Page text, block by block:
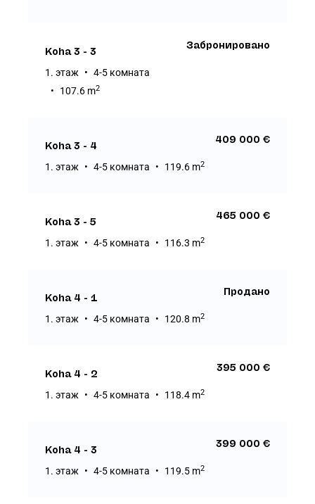
Koha 3 - 3
1. этаж
4-5 комната
107.6 m2
Забронировано
Koha 3 - 4
1. этаж 4-5 комната 119.6 m2
409 000 €
Koha 3 - 5
1. этаж 4-5 комната 116.3 m2
465 000 €
Koha 4 - 1
1. этаж 4-5 комната 120.8 m2
Продано
Koha 4 - 2
1. этаж 4-5 комната 118.4 m2
395 000 €
Koha 4 - 3
1. этаж 4-5 комната 119.5 m2
399 000 €